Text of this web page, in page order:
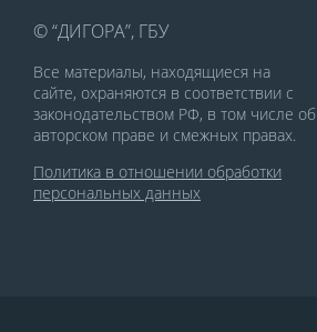
© “ДИГОРА”, ГБУ
Все материалы, находящиеся на
сайте, охраняются в соответствии с
законодательством РФ, в том числе об
авторском праве и смежных правах.
Политика в отношении обработки
персональных данных